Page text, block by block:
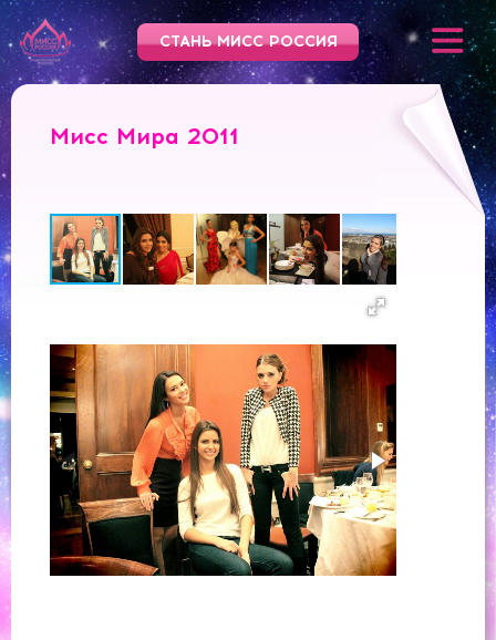
СТАНЬ МИСС РОССИЯ
Мисс Мира 2011